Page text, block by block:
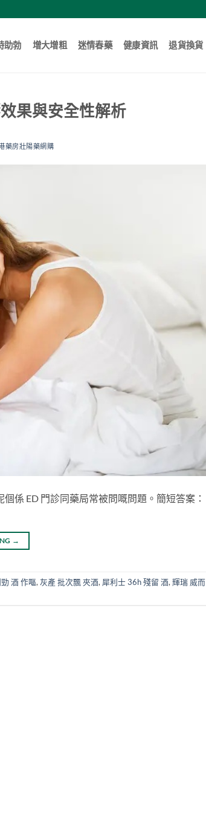
助勃 增大增粗 迷情春藥 健康資訊 退貨換貨
果與安全性解析
藥房壯陽藥網購
係 ED 門診同藥局常被問嘅問題。簡短答案：
→
酒 作嘔, 灰產 批次飄 夾酒, 犀利士 36h 殘留 酒, 輝瑞 威而